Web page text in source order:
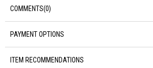
COMMENTS(0)
PAYMENT OPTIONS
ITEM RECOMMENDATIONS